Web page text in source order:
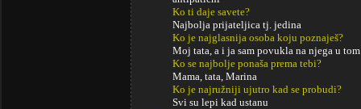
Ko ti daje savete?
Najbolja prijateljica tj. jedina
Ko je najglasnija osoba koju poznaješ?
Moj tata, a i ja sam povukla na njega u
Ko se najbolje ponaša prema tebi?
Mama, tata, Marina
Ko je najružniji ujutro kad se probudi?
Svi su lepi kad ustanu